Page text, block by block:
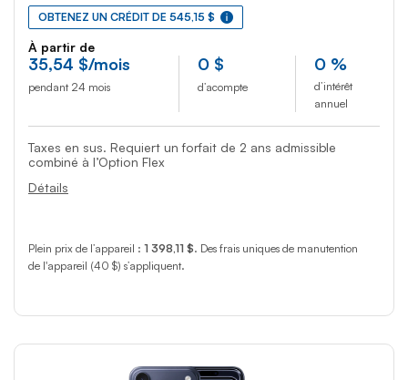
OBTENEZ UN CRÉDIT DE 545,15 $
À partir de
35,54 $/mois
pendant 24 mois
0 $
d’acompte
0 %
d’intérêt
annuel
Taxes en sus. Requiert un forfait de 2 ans admissible
combiné à l’Option Flex
Détails
Plein prix de l’appareil : 1 398,11 $. Des frais uniques de manutention
de l'appareil (40 $) s’appliquent.